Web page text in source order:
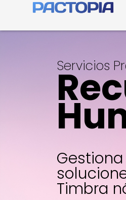
contenido
Servicios
Timbra